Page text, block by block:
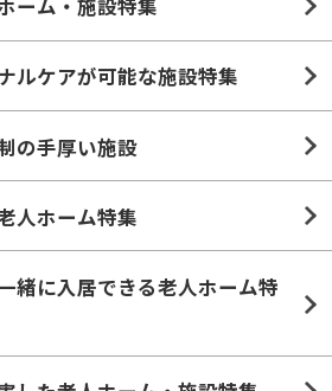
ルケアが可能な施設特集
の手厚い施設
人ホーム特集
緒に入居できる老人ホーム特
した老人ホーム・施設特集